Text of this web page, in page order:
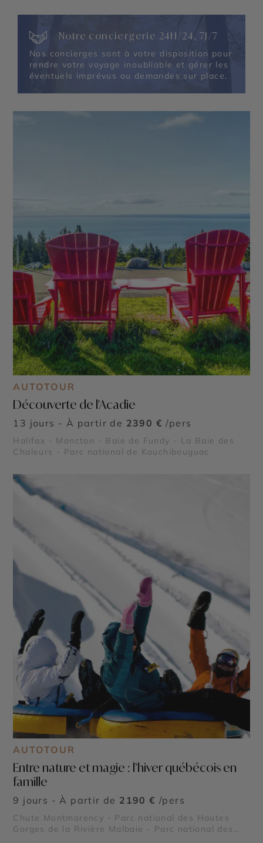
Notre conciergerie 24H/24, 7J/7
Nos concierges sont à votre disposition pour
rendre votre voyage inoubliable et gérer les
éventuels imprévus ou demandes sur place.
AUTOTOUR
Découverte de l'Acadie
13 jours - À partir de 2390 € /pers
Halifax - Moncton - Baie de Fundy - La Baie des
Chaleurs - Parc national de Kouchibouguac
AUTOTOUR
Entre nature et magie : l’hiver québécois en
famille
9 jours - À partir de 2190 € /pers
Chute Montmorency - Parc national des Hautes
Gorges de la Rivière Malbaie - Parc national des